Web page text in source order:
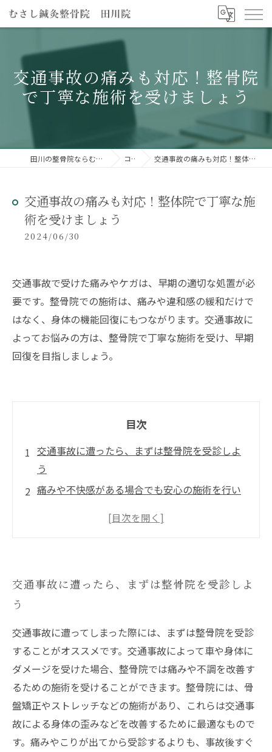
交通事故の痛みも対応！整骨院
で丁寧な施術を受けましょう
田川の整骨院ならむさし鍼灸整骨院 田川院 コラム 交通事故の痛みも対応！整体院で丁寧な施術を受けましょう
交通事故の痛みも対応！整体院で丁寧な施
術を受けましょう
2024/06/30
交通事故で受けた痛みやケガは、早期の適切な処置が必
要です。整骨院での施術は、痛みや違和感の緩和だけで
はなく、身体の機能回復にもつながります。交通事故に
よってお悩みの方は、整骨院で丁寧な施術を受け、早期
回復を目指しましょう。
目次
交通事故に遭ったら、まずは整骨院を受診しよ
う
痛みや不快感がある場合でも安心の施術を行い
整骨院での施術は個人に合わせたカスタマイズ
期待できます
安全性も高いです
交通事故に遭ったら、まずは整骨院を受診しよ
う
交通事故に遭ってしまった際には、まずは整骨院を受診
することがオススメです。交通事故によって車や身体に
ダメージを受けた場合、整骨院では痛みや不調を改善す
るための施術を受けることができます。整骨院には、骨
盤矯正やストレッチなどの施術があり、これらは交通事
故による身体の歪みなどを改善するために最適なもので
す。痛みやこりが出てから受診するよりも、事故後すぐ